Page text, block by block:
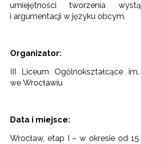
umiejętności tworzenia
i argumentacji w języku obcym.
Organizator:
III Liceum Ogólnokształcące
we Wrocławiu
Data i miejsce:
Wrocław, etap I – w okresie od 15